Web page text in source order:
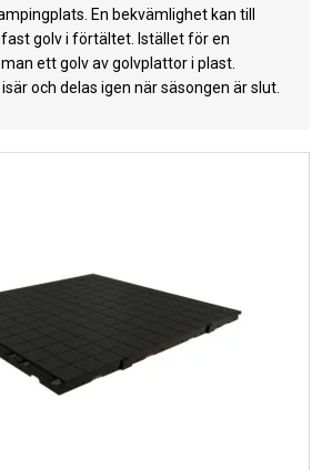
En bekvämlighet kan till
golv i förtältet. Istället för en
ett golv av golvplattor i plast.
och delas igen när säsongen är slut.